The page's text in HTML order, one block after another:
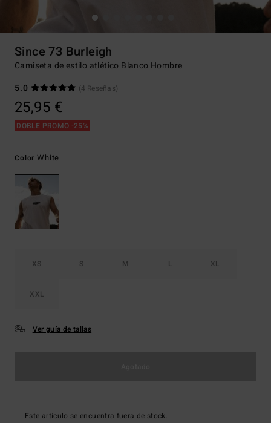
Since 73 Burleigh
Camiseta de estilo atlético Blanco Hombre
5.0
(4 Reseñas)
25,95 €
DOBLE PROMO -25%
ColorWhite
XS S M L XL
XXL
Ver guía de tallas
Este artículo se encuentra fuera de stock.